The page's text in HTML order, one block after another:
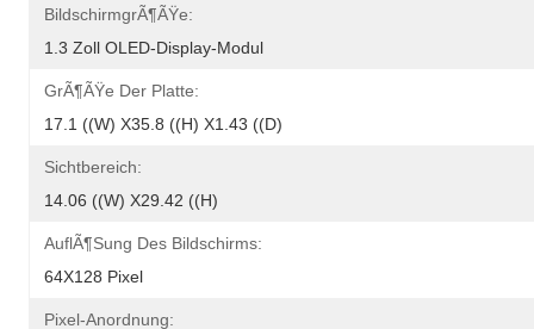
BildschirmgrÃ¶ÃŸe:
1.3 Zoll OLED-Display-Modul
GrÃ¶ÃŸe Der Platte:
17.1 ((W) X35.8 ((H) X1.43 ((D)
Sichtbereich:
14.06 ((W) X29.42 ((H)
AuflÃ¶sung Des Bildschirms:
64X128 Pixel
Pixel-Anordnung: